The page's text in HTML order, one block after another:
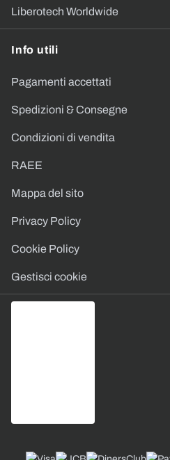
Liberotech Worldwide
Info utili
Pagamenti accettati
Spedizioni & Consegne
Condizioni di vendita
RAEE
Mappa del sito
Privacy Policy
Cookie Policy
Gestisci cookie